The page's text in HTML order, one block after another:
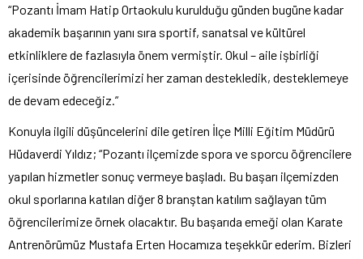
“Pozantı İmam Hatip Ortaokulu kurulduğu günden bugüne kadar
akademik başarının yanı sıra sportif, sanatsal ve kültürel
etkinliklere de fazlasıyla önem vermiştir. Okul – aile işbirliği
içerisinde öğrencilerimizi her zaman destekledik, desteklemeye
de devam edeceğiz.”
Konuyla ilgili düşüncelerini dile getiren İlçe Milli Eğitim Müdürü
Hüdaverdi Yıldız; “Pozantı ilçemizde spora ve sporcu öğrencilere
yapılan hizmetler sonuç vermeye başladı. Bu başarı ilçemizden
okul sporlarına katılan diğer 8 branştan katılım sağlayan tüm
öğrencilerimize örnek olacaktır. Bu başarıda emeği olan Karate
Antrenörümüz Mustafa Erten Hocamıza teşekkür ederim. Bizleri